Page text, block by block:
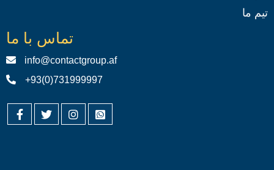
تیم ما
تماس با ما
info@contactgroup.af
+93(0)731999997